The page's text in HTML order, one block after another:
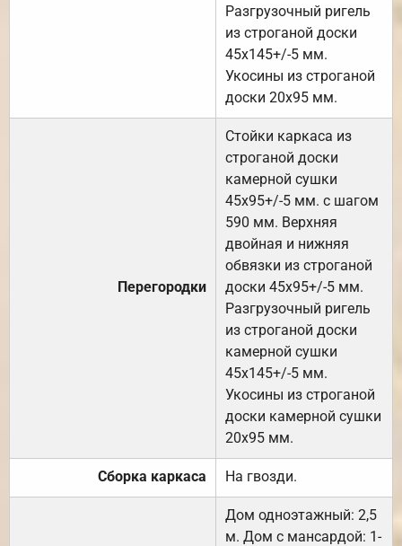
Разгрузочный ригель
из строганой доски
45х145+/-5 мм.
Укосины из строганой
доски 20х95 мм.
Перегородки
Стойки каркаса из
строганой доски
камерной сушки
45х95+/-5 мм. с шагом
590 мм. Верхняя
двойная и нижняя
обвязки из строганой
доски 45х95+/-5 мм.
Разгрузочный ригель
из строганой доски
камерной сушки
45х145+/-5 мм.
Укосины из строганой
доски камерной сушки
20х95 мм.
Сборка каркаса На гвозди.
Дом одноэтажный: 2,5
м. Дом с мансардой: 1-